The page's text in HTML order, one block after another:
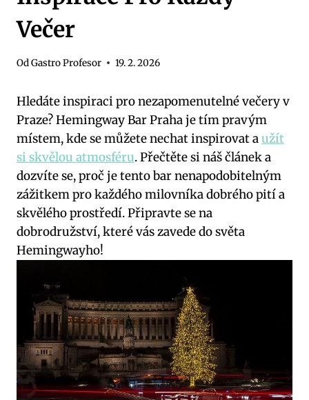
Večer
OdGastro Profesor 19. 2. 2026
Hledáte inspiraci pro nezapomenutelné večery v
Praze? Hemingway Bar Praha je tím pravým
místem, kde se můžete nechat inspirovat aužít
si skvělou atmosféru. Přečtěte si náš článek a
dozvíte se, proč je tento bar nenapodobitelným
zážitkem pro každého milovníka dobrého pití a
skvělého prostředí. Připravte se na
dobrodružství, které vás zavede do světa
Hemingwayho!